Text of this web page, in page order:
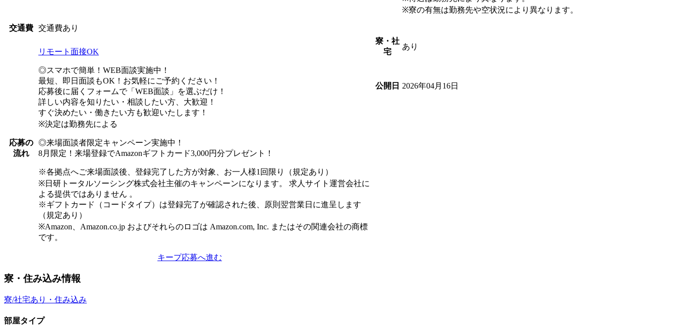
交通費 交通費あり
応募の
流れ
リモート面接OK
◎スマホで簡単！WEB面談実施中！
最短、即日面談もOK！お気軽にご予約ください！
応募後に届くフォームで「WEB面談」を選ぶだけ！
詳しい内容を知りたい・相談したい方、大歓迎！
すぐ決めたい・働きたい方も歓迎いたします！
※決定は勤務先による
◎来場面談者限定キャンペーン実施中！
8月限定！来場登録でAmazonギフトカード3,000円分プレゼント！
※各拠点へご来場面談後、登録完了した方が対象、お一人様1回限り（規定あり）
※日研トータルソーシング株式会社主催のキャンペーンになります。 求人サイト運営会社に
よる提供ではありません 。
※ギフトカード（コードタイプ）は登録完了が確認された後、原則翌営業日に進呈します
（規定あり）
※Amazon、Amazon.co.jp およびそれらのロゴは Amazon.com, Inc. またはその関連会社の商標
です。
※寮の有無は勤務先や空状況により異なります。
寮・社
宅
あり
公開日 2026年04月16日
キープ応募へ進む
寮・住み込み情報
寮/社宅あり・住み込み
部屋タイプ